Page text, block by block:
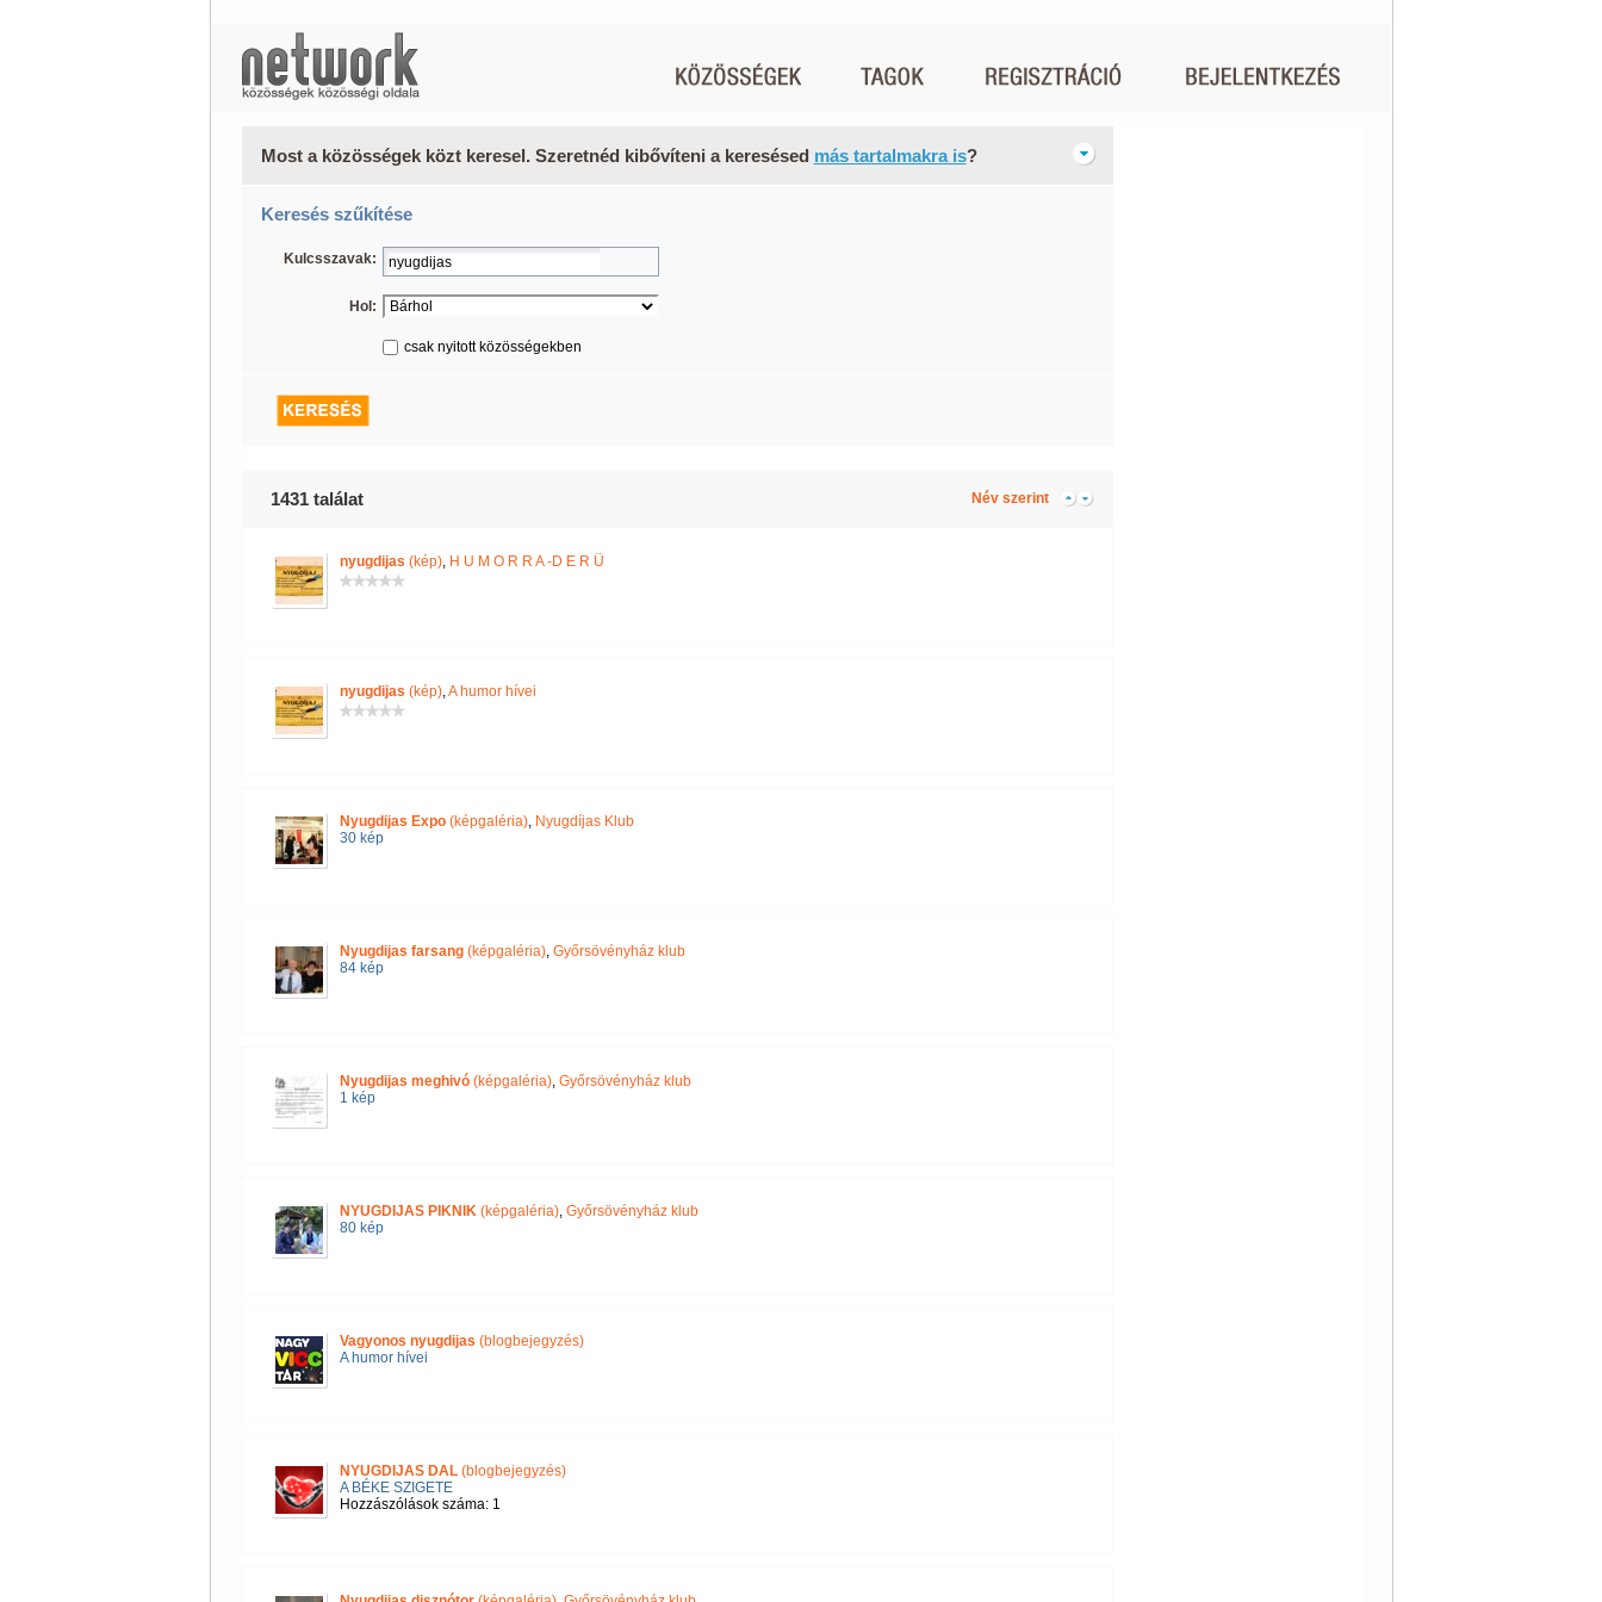
Most a közösségek közt keresel. Szeretnéd kibővíteni a keresésed más tartalmakra is?
Keresés szűkítése
Kulcsszavak:
Hol:
csak nyitott közösségekben
1431 találat Név szerint
nyugdijas (kép), H U M O R R A -D E R Ü
nyugdijas (kép),A humor hívei
Nyugdijas Expo(képgaléria), Nyugdíjas Klub
30 kép
Nyugdijas farsang(képgaléria), Győrsövényház klub
84 kép
Nyugdijas meghivó(képgaléria), Győrsövényház klub
1 kép
NYUGDIJAS PIKNIK(képgaléria), Győrsövényház klub
80 kép
Vagyonos nyugdijas (blogbejegyzés)
A humor hívei
NYUGDIJAS DAL(blogbejegyzés)
A BÉKE SZIGETE
Hozzászólások száma: 1